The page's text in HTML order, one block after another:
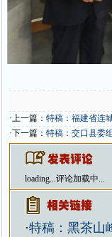
·上一篇： 特稿：福建省连
·下一篇： 特稿：交口县委
loading...评论加载中...
·特稿：黑茶山